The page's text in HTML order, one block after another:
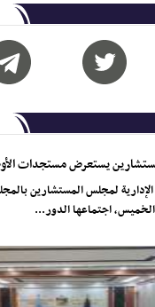
يستعرض مستجدات
لمجلس المستشارين
الخميس، اجتماعها الدور...